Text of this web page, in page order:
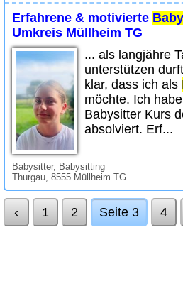
Erfahrene & motivierte
Umkreis Müllheim TG
... als langjähre
unterstützen
klar, dass ich als
möchte. Ich
Babysitter Kurs
absolviert. Erf...
Babysitter, Babysitting
Thurgau, 8555 Müllheim TG
‹ 1 2 Seite 3 4